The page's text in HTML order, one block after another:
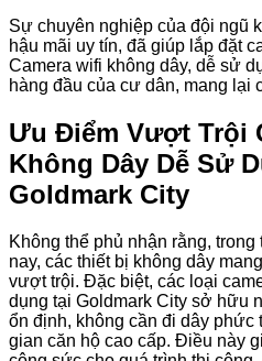
Sự chuyên nghiệp của đội ngũ
hậu mãi uy tín, đã giúp lắp đặt
Camera wifi không dây, dễ sử
hàng đầu của cư dân, mang lại
Ưu Điểm Vượt Trội
Không Dây Dễ Sử
Goldmark City
Không thể phủ nhận rằng,
nay, các thiết bị không dây
vượt trội. Đặc biệt, các loại
dụng tại Goldmark City sở hữu
ổn định, không cần đi dây
gian căn hộ cao cấp. Điều này